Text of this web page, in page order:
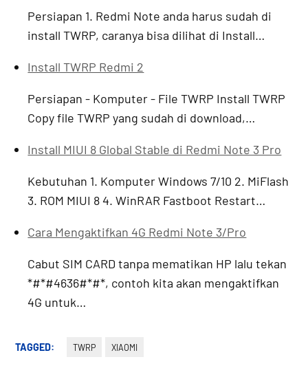
Persiapan 1. Redmi Note anda harus sudah di
install TWRP, caranya bisa dilihat di Install…
Install TWRP Redmi 2
Persiapan - Komputer - File TWRP Install TWRP
Copy file TWRP yang sudah di download,…
Install MIUI 8 Global Stable di Redmi Note 3 Pro
Kebutuhan 1. Komputer Windows 7/10 2. MiFlash
3. ROM MIUI 8 4. WinRAR Fastboot Restart…
Cara Mengaktifkan 4G Redmi Note 3/Pro
Cabut SIM CARD tanpa mematikan HP lalu tekan
*#*#4636#*#*, contoh kita akan mengaktifkan
4G untuk…
TAGGED: TWRP XIAOMI